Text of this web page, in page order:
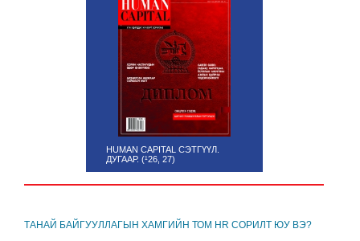
HUMAN CAPITAL СЭТГҮҮЛ.
ДУГААР. (¹26, 27)
ТАНАЙ БАЙГУУЛЛАГЫН ХАМГИЙН ТОМ HR СОРИЛТ ЮУ ВЭ?